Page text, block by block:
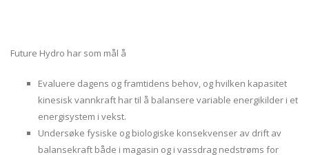
Future Hydro har som mål å
Evaluere dagens og framtidens behov, og hvilken kapasitet
kinesisk vannkraft har til å balansere variable energikilder i et
energisystem i vekst.
Undersøke fysiske og biologiske konsekvenser av drift av
balansekraft både i magasin og i vassdrag nedstrøms for